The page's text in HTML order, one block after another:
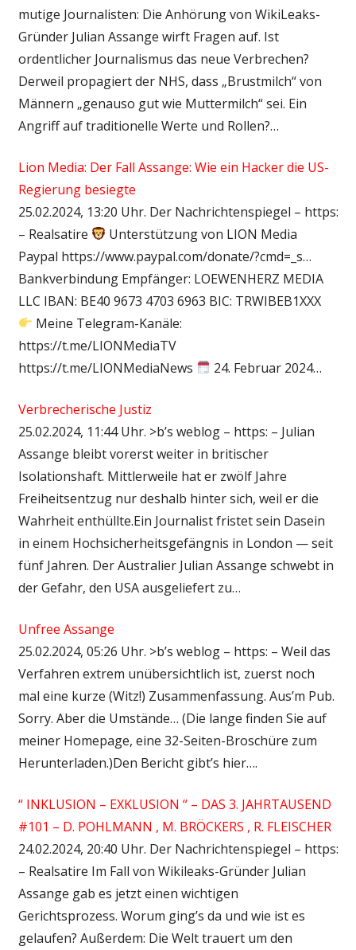
mutige Journalisten: Die Anhörung von WikiLeaks-
Gründer Julian Assange wirft Fragen auf. Ist
ordentlicher Journalismus das neue Verbrechen?
Derweil propagiert der NHS, dass „Brustmilch“ von
Männern „genauso gut wie Muttermilch“ sei. Ein
Angriff auf traditionelle Werte und Rollen?…
Lion Media: Der Fall Assange: Wie ein Hacker die US-
Regierung besiegte
25.02.2024, 13:20 Uhr. Der Nachrichtenspiegel – https:
– Realsatire
Unterstützung von LION Media
Paypal https://www.paypal.com/donate/?cmd=_s…
Bankverbindung Empfänger: LOEWENHERZ MEDIA
LLC IBAN: BE40 9673 4703 6963 BIC: TRWIBEB1XXX
Meine Telegram-Kanäle:
https://t.me/LIONMediaTV
https://t.me/LIONMediaNews
24. Februar 2024…
Verbrecherische Justiz
25.02.2024, 11:44 Uhr. >b’s weblog – https: – Julian
Assange bleibt vorerst weiter in britischer
Isolationshaft. Mittlerweile hat er zwölf Jahre
Freiheitsentzug nur deshalb hinter sich, weil er die
Wahrheit enthüllte.Ein Journalist fristet sein Dasein
in einem Hochsicherheitsgefängnis in London — seit
fünf Jahren. Der Australier Julian Assange schwebt in
der Gefahr, den USA ausgeliefert zu…
Unfree Assange
25.02.2024, 05:26 Uhr. >b’s weblog – https: – Weil das
Verfahren extrem unübersichtlich ist, zuerst noch
mal eine kurze (Witz!) Zusammenfassung. Aus’m Pub.
Sorry. Aber die Umstände… (Die lange finden Sie auf
meiner Homepage, eine 32-Seiten-Broschüre zum
Herunterladen.)Den Bericht gibt’s hier….
“ INKLUSION – EXKLUSION “ – DAS 3. JAHRTAUSEND
#101 – D. POHLMANN , M. BRÖCKERS , R. FLEISCHER
24.02.2024, 20:40 Uhr. Der Nachrichtenspiegel – https:
– Realsatire Im Fall von Wikileaks-Gründer Julian
Assange gab es jetzt einen wichtigen
Gerichtsprozess. Worum ging’s da und wie ist es
gelaufen? Außerdem: Die Welt trauert um den